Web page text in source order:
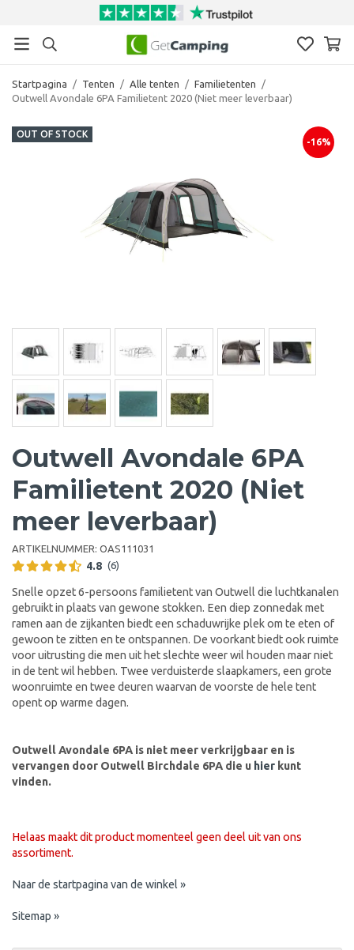
Startpagina / Tenten / Alle tenten / Familietenten
/
Outwell Avondale 6PA Familietent 2020 (Niet meer leverbaar)
OUT OF STOCK
-16%
Outwell Avondale 6PA
Familietent 2020 (Niet
meer leverbaar)
ARTIKELNUMMER: OAS111031
4.8 (6)
Snelle opzet 6-persoons familietent van Outwell die luchtkanalen
gebruikt in plaats van gewone stokken. Een diep zonnedak met
ramen aan de zijkanten biedt een schaduwrijke plek om te eten of
gewoon te zitten en te ontspannen. De voorkant biedt ook ruimte
voor uitrusting die men uit het slechte weer wil houden maar niet
in de tent wil hebben. Twee verduisterde slaapkamers, een grote
woonruimte en twee deuren waarvan de voorste de hele tent
opent op warme dagen.
Outwell Avondale 6PA is niet meer verkrijgbaar en is
vervangen door Outwell Birchdale 6PA die u hier kunt
vinden.
Helaas maakt dit product momenteel geen deel uit van ons
assortiment.
Naar de startpagina van de winkel »
Sitemap »